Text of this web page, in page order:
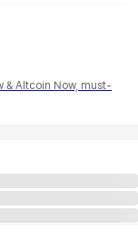
& Altcoin Now, must-